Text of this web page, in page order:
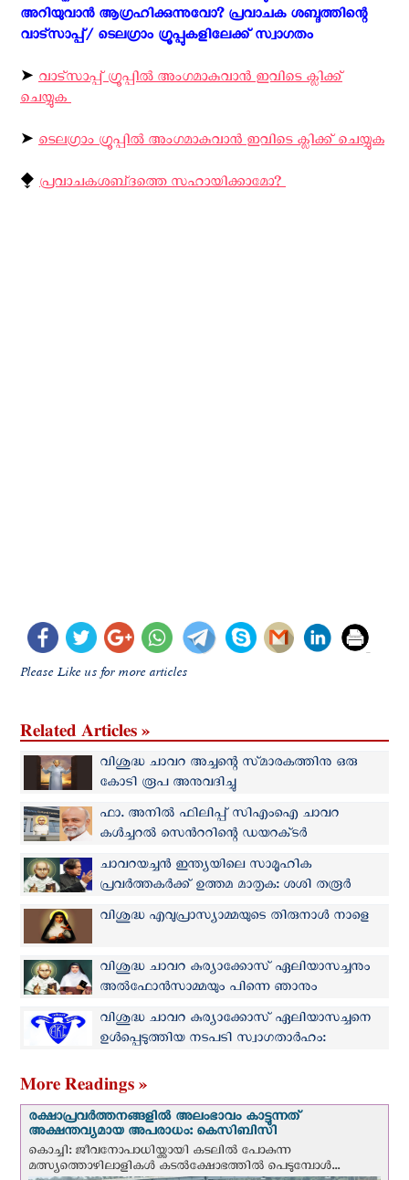
അറിയുവാന്‍ ആഗ്രഹിക്കുന്നുവോ? പ്രവാചക ശബ്ദത്തിന്റെ
വാട്സാപ്പ്/ ടെലഗ്രാം ഗ്രൂപ്പുകളിലേക്ക് സ്വാഗതം ‍
➤ വാട്സാപ്പ് ഗ്രൂപ്പിൽ അംഗമാകുവാൻ ഇവിടെ ക്ലിക്ക്
ചെയ്യുക
➤ ടെലഗ്രാം ഗ്രൂപ്പിൽ അംഗമാകുവാൻ ഇവിടെ ക്ലിക്ക് ചെയ്യുക
⧪ പ്രവാചകശബ്‌ദത്തെ സഹായിക്കാമോ? ‍
Please Like us for more articles
Related Articles »
വിശുദ്ധ ചാവറ അച്ചന്റെ സ്‌മാരകത്തിനു ഒരു
കോടി രൂപ അനുവദിച്ചു
ഫാ. അനിൽ ഫിലിപ്പ് സിഎംഐ ചാവറ
കൾച്ചറൽ സെന്‍ററിന്റെ ഡയറക്‌ടര്‍
ചാവറയച്ചന്‍ ഇന്ത്യയിലെ സാമൂഹിക
പ്രവർത്തകർക്ക് ഉത്തമ മാതൃക: ശശി തരൂർ
എംപി
വിശുദ്ധ എവുപ്രാസ്യാമ്മയുടെ തിരുനാൾ നാളെ
വിശുദ്ധ ചാവറ കുര്യാക്കോസ് ഏലിയാസച്ചനും
അൽഫോൻസാമ്മയും പിന്നെ ഞാനും
വിശുദ്ധ ചാവറ കുര്യാക്കോസ് ഏലിയാസച്ചനെ
ഉൾപ്പെടുത്തിയ നടപടി സ്വാഗതാർഹം:
More Readings »
രക്ഷാപ്രവര്‍ത്തനങ്ങളില്‍ അലംഭാവം കാട്ടുന്നത്
അക്ഷന്തവ്യമായ അപരാധം: കെസിബിസി
കൊച്ചി: ജീവനോപാധിയ്ക്കായി കടലില്‍ പോകുന്ന
മത്സ്യത്തൊഴിലാളികള്‍ കടല്‍ക്ഷോഭത്തില്‍ പെടുമ്പോള്‍...